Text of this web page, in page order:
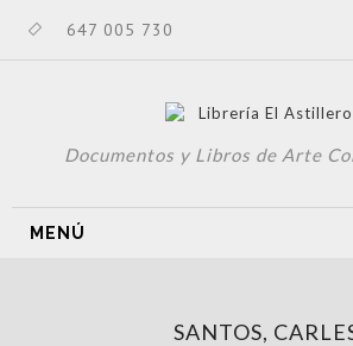
647 005 730
Documentos y Libros de Arte
MENÚ
SANTOS,